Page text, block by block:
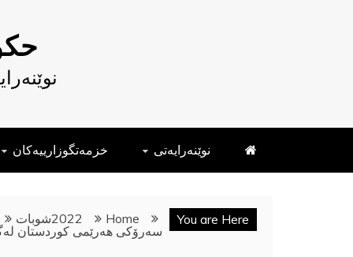
نوێنەرایەتى خزمەتگوزارییەکان
You are Here
Home
2022شوبات
سه‌رۆكى هه‌رێمى كوردستان